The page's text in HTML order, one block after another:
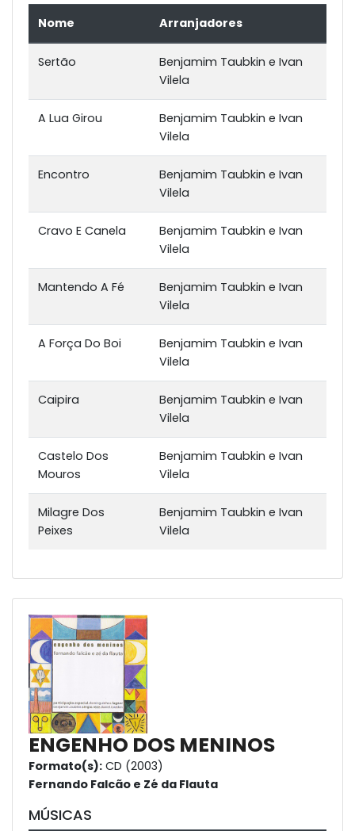
Nome Arranjadores
Sertão
Benjamim Taubkin e Ivan
Vilela
A Lua Girou
Benjamim Taubkin e Ivan
Vilela
Encontro
Benjamim Taubkin e Ivan
Vilela
Cravo E Canela
Benjamim Taubkin e Ivan
Vilela
Mantendo A Fé
Benjamim Taubkin e Ivan
Vilela
A Força Do Boi
Benjamim Taubkin e Ivan
Vilela
Caipira
Benjamim Taubkin e Ivan
Vilela
Castelo Dos
Mouros
Benjamim Taubkin e Ivan
Vilela
Milagre Dos
Peixes
Benjamim Taubkin e Ivan
Vilela
ENGENHO DOS MENINOS
Formato(s): CD (2003)
Fernando Falcão e Zé da Flauta
MÚSICAS